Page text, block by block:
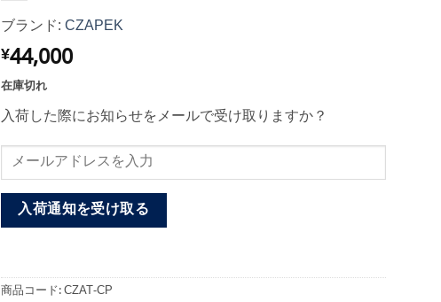
ブランド:CZAPEK
¥44,000
在庫切れ
入荷した際にお知らせをメールで受け取りますか？
入荷通知を受け取る
商品コード:CZAT-CP